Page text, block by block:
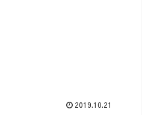
2019.10.21